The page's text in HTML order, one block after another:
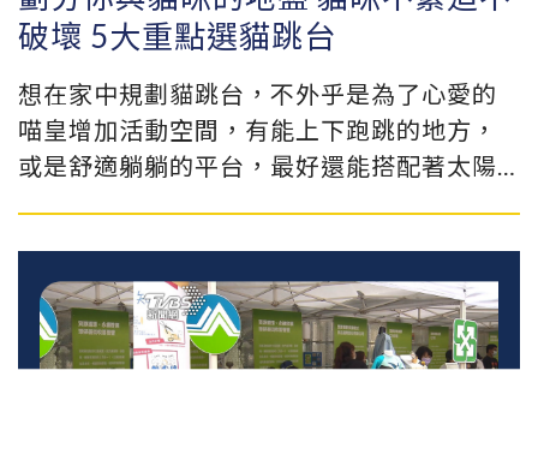
破壞 5大重點選貓跳台
想在家中規劃貓跳台，不外乎是為了心愛的
喵皇增加活動空間，有能上下跑跳的地方，
或是舒適躺躺的平台，最好還能搭配著太陽